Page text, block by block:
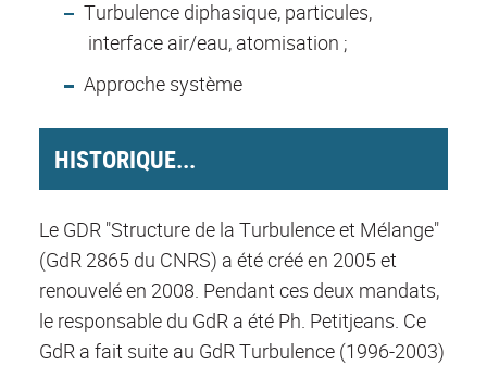
Turbulence diphasique, particules,
interface air/eau, atomisation ;
Approche système
HISTORIQUE...
Le GDR "Structure de la Turbulence et Mélange"
(GdR 2865 du CNRS) a été créé en 2005 et
renouvelé en 2008. Pendant ces deux mandats,
le responsable du GdR a été Ph. Petitjeans. Ce
GdR a fait suite au GdR Turbulence (1996-2003)